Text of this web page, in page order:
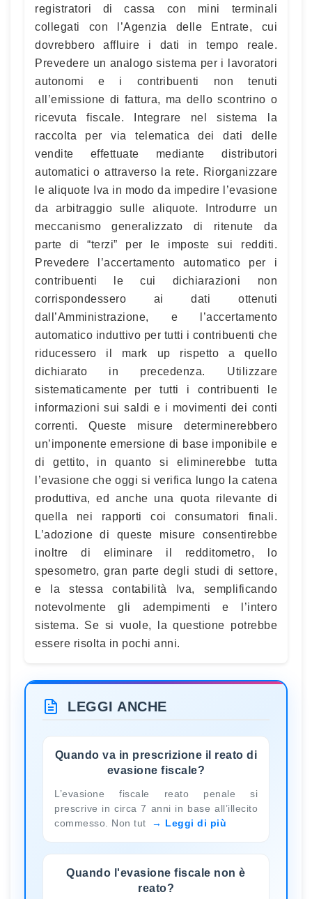
registratori di cassa con mini terminali
collegati con l’Agenzia delle Entrate, cui
dovrebbero affluire i dati in tempo reale.
Prevedere un analogo sistema per i lavoratori
autonomi e i contribuenti non tenuti
all’emissione di fattura, ma dello scontrino o
ricevuta fiscale. Integrare nel sistema la
raccolta per via telematica dei dati delle
vendite effettuate mediante distributori
automatici o attraverso la rete. Riorganizzare
le aliquote Iva in modo da impedire l’evasione
da arbitraggio sulle aliquote. Introdurre un
meccanismo generalizzato di ritenute da
parte di “terzi” per le imposte sui redditi.
Prevedere l’accertamento automatico per i
contribuenti le cui dichiarazioni non
corrispondessero ai dati ottenuti
dall’Amministrazione, e l’accertamento
automatico induttivo per tutti i contribuenti che
riducessero il mark up rispetto a quello
dichiarato in precedenza. Utilizzare
sistematicamente per tutti i contribuenti le
informazioni sui saldi e i movimenti dei conti
correnti. Queste misure determinerebbero
un’imponente emersione di base imponibile e
di gettito, in quanto si eliminerebbe tutta
l’evasione che oggi si verifica lungo la catena
produttiva, ed anche una quota rilevante di
quella nei rapporti coi consumatori finali.
L’adozione di queste misure consentirebbe
inoltre di eliminare il redditometro, lo
spesometro, gran parte degli studi di settore,
e la stessa contabilità Iva, semplificando
notevolmente gli adempimenti e l’intero
sistema. Se si vuole, la questione potrebbe
essere risolta in pochi anni.
LEGGI ANCHE
Quando va in prescrizione il reato di
evasione fiscale?
L’evasione fiscale reato penale si
prescrive in circa 7 anni in base all’illecito
commesso. Non tut
Leggi di più
Quando l'evasione fiscale non è
reato?